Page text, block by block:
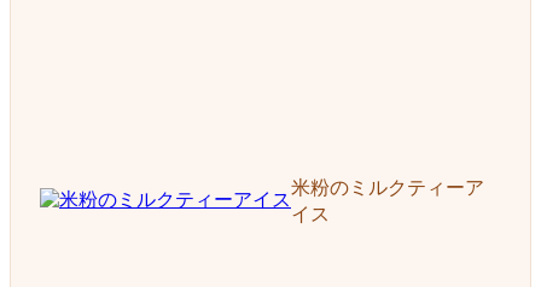
米粉のミルクティーア
イス